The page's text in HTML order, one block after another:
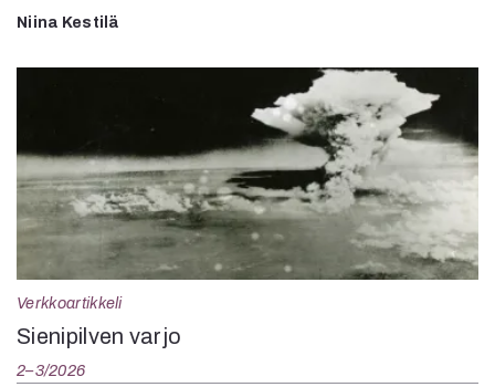
Niina Kestilä
Verkkoartikkeli
Sienipilven varjo
2–3/2026